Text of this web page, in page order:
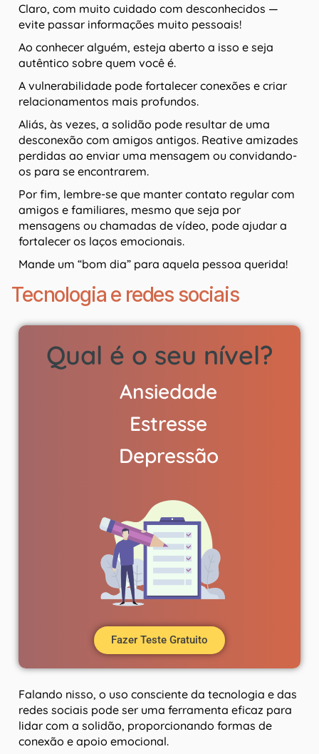
Claro, com muito cuidado com desconhecidos —
evite passar informações muito pessoais!
Ao conhecer alguém, esteja aberto a isso e seja
autêntico sobre quem você é.
A vulnerabilidade pode fortalecer conexões e criar
relacionamentos mais profundos.
Aliás, às vezes, a solidão pode resultar de uma
desconexão com amigos antigos. Reative amizades
perdidas ao enviar uma mensagem ou convidando-
os para se encontrarem.
Por fim, lembre-se que manter contato regular com
amigos e familiares, mesmo que seja por
mensagens ou chamadas de vídeo, pode ajudar a
fortalecer os laços emocionais.
Mande um “bom dia” para aquela pessoa querida!
Tecnologia e redes sociais
Qual é o seu nível?
Ansiedade
Estresse
Depressão
Fazer Teste Gratuito
Falando nisso, o uso consciente da tecnologia e das
redes sociais pode ser uma ferramenta eficaz para
lidar com a solidão, proporcionando formas de
conexão e apoio emocional.